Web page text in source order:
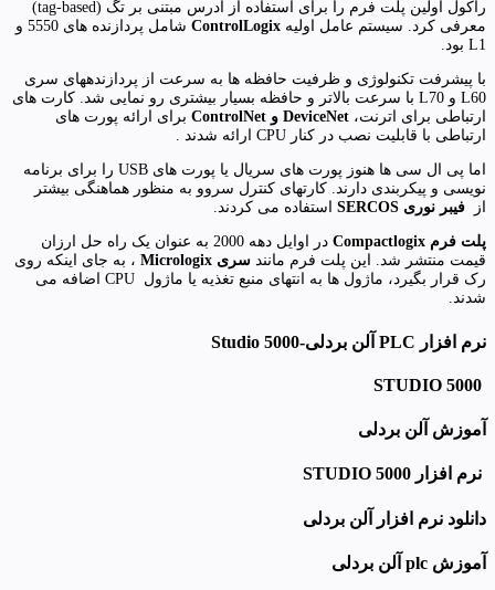
راکول اولین پلت فرم را برای استفاده از آدرس مبتنی بر تگ (tag-based)
معرفی کرد. سیستم عامل اولیه
شامل پردازنده های 5550 و
L1 بود.
با پیشرفت تکنولوژی و ظرفیت حافظه ها به سرعت از پردازندههای سری
L60 و L70 با سرعت بالاتر و حافظه بسیار بیشتری رو نمایی شد. کارت های
ارتباطی برای اترنت، DeviceNet و ControlNet
برای ارائه پورت های
ارتباطی با قابلیت نصب در کنار CPU ارائه شدند .
اما پی ال سی ها هنوز پورت های سریال یا پورت های USB را برای برنامه
نویسی و پیکربندی دارند. کارتهای کنترل سروو به منظور هماهنگی بیشتر
از
فیبر نوری SERCOS استفاده می کردند.
پلت فرم Compactlogix
در اوایل دهه 2000 به عنوان یک راه حل ارزان
قیمت منتشر شد. این پلت فرم مانند سری Micrologix
، به جای اینکه روی
رک قرار بگیرد، ماژول ها به انتهای منبع تغذیه یا ماژول CPU اضافه می
شدند.
نرم افزار PLC آلن بردلی-Studio 5000
آموزش آلن بردلی
نرم افزار STUDIO 5000
دانلود نرم افزار آلن بردلی
آموزش plc آلن بردلی